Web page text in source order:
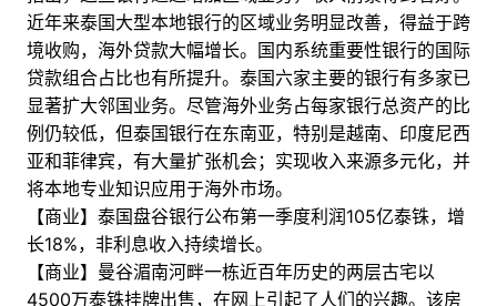
近年来泰国大型本地银行的区域业务明显改善，得益于跨
境收购，海外贷款大幅增长。国内系统重要性银行的国际
贷款组合占比也有所提升。泰国六家主要的银行有多家已
显著扩大邻国业务。尽管海外业务占每家银行总资产的比
例仍较低，但泰国银行在东南亚，特别是越南、印度尼西
亚和菲律宾，有大量扩张机会；实现收入来源多元化，并
将本地专业知识应用于海外市场。
【商业】泰国盘谷银行公布第一季度利润105亿泰铢，增
长18%，非利息收入持续增长。
【商业】曼谷湄南河畔一栋近百年历史的两层古宅以
4500万泰铢挂牌出售，在网上引起了人们的兴趣。该房